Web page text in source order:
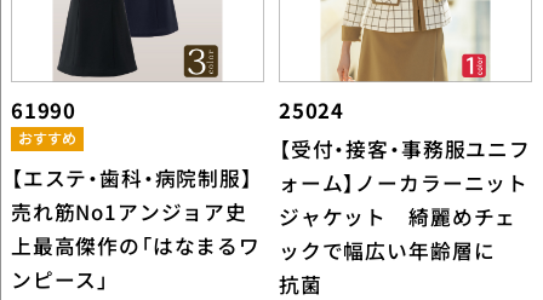
61990
【エステ・歯科・病院制服】
売れ筋No1アンジョア史
上最高傑作の「はなまるワ
ンピース」
25024
【受付・接客・事務服ユニフ
ォーム】ノーカラーニット
ジャケット 綺麗めチェ
ックで幅広い年齢層に
抗菌